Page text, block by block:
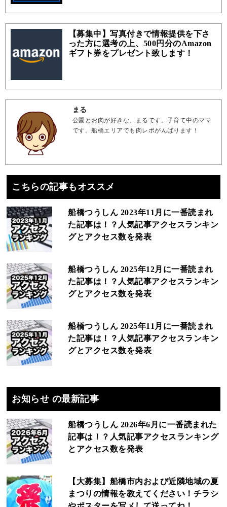
【募集中】写真付きで情報提供を下さ
った方に選考の上、500円分のAmazon
ギフト券をプレゼント致します！
まる
公園とお肉が好きな、まるです。子育て中のママ
です。船橋エリアでも肉レポがんばります！
こちらの記事もオススメ
船橋つうしん 2023年11月に一番読まれ
た記事は！？人気記事アクセスランキン
グとアクセス数を発表
船橋つうしん 2025年12月に一番読まれ
た記事は！？人気記事アクセスランキン
グとアクセス数を発表
船橋つうしん 2025年11月に一番読まれ
た記事は！？人気記事アクセスランキン
グとアクセス数を発表
お知らせ の最新記事
船橋つうしん 2026年6月に一番読まれた
記事は！？人気記事アクセスランキング
とアクセス数を発表
【大募集】船橋市内および近隣地域の夏
まつりの情報を教えてください！チラシ